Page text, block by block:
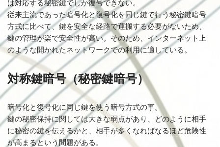
は対応する秘密鍵でしか復号できない。
従来主流であった暗号化と復号化を同じ鍵で行う秘密鍵暗号
方式に比べて、鍵を安全な経路で運搬する必要がないため、
鍵の管理が楽で安全性が高い。そのため、インターネット上
のような開かれたネットワークでの利用に適している。
対称鍵暗号（秘密鍵暗号）
暗号化と復号化に同じ鍵を使う暗号方式の事。
鍵の秘密保持に関しては大きな弱点があり、どのように相手
に秘密の鍵を伝えるかと、相手が多くなればなるほど危険性
が高まるという問題がある。